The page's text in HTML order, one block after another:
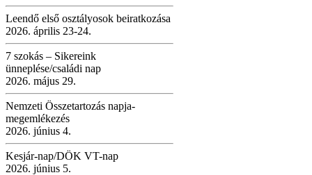
Leendő első osztályosok beiratkozása
2026. április 23-24.
7 szokás – Sikereink
ünneplése/családi nap
2026. május 29.
Nemzeti Összetartozás napja-
megemlékezés
2026. június 4.
Kesjár-nap/DÖK VT-nap
2026. június 5.